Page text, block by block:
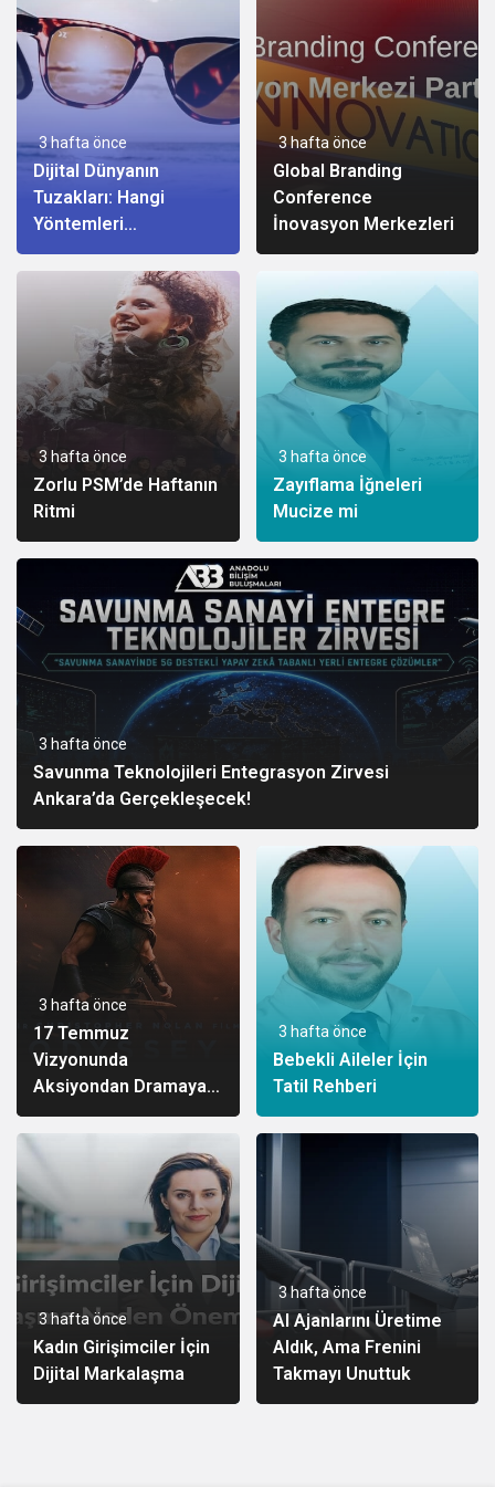
3 hafta önce
Dijital Dünyanın
Tuzakları: Hangi
Yöntemleri
Kullanıyorlar?
3 hafta önce
Global Branding
Conference
İnovasyon Merkezleri
3 hafta önce
Zorlu PSM’de Haftanın
Ritmi
3 hafta önce
Zayıflama İğneleri
Mucize mi
3 hafta önce
Savunma Teknolojileri Entegrasyon Zirvesi
Ankara’da Gerçekleşecek!
3 hafta önce
17 Temmuz
Vizyonunda
Aksiyondan Dramaya
Bir Yolculuk
3 hafta önce
Bebekli Aileler İçin
Tatil Rehberi
3 hafta önce
Kadın Girişimciler İçin
Dijital Markalaşma
3 hafta önce
AI Ajanlarını Üretime
Aldık, Ama Frenini
Takmayı Unuttuk